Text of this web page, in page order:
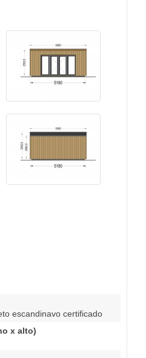
escandinavo certificado
x alto)